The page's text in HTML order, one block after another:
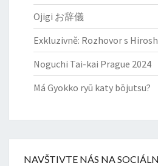
Ojigi お辞儀
Exkluzivně: Rozhovor s
Noguchi Tai-kai Prague 2024
Má Gyokko ryū katy bōjutsu?
NAVŠTIVTE NÁS NA